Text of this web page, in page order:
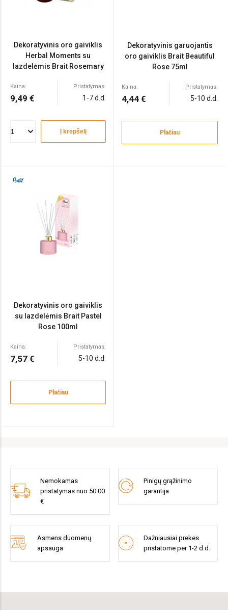
Dekoratyvinis oro gaiviklis
Herbal Moments su
lazdelėmis Brait Rosemary
Kaina:
9,49 €
Pristatymas:
1-7 d.d.
Į krepšelį
Dekoratyvinis garuojantis
oro gaiviklis Brait Beautiful
Rose 75ml
Kaina:
4,44 €
Pristatymas:
5-10 d.d.
Plačiau
Dekoratyvinis oro gaiviklis
su lazdelėmis Brait Pastel
Rose 100ml
Kaina:
7,57 €
Pristatymas:
5-10 d.d.
Plačiau
Nemokamas
pristatymas nuo 50.00
€
Pinigų grąžinimo
garantija
Asmens duomenų
apsauga
Dažniausiai prekes
pristatome per 1-2 d.d.